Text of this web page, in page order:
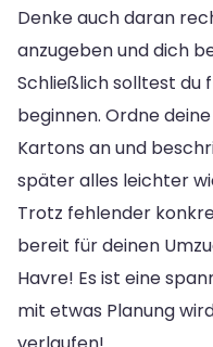
Denke auch daran
anzugeben und dich
Schließlich solltest du
beginnen. Ordne
Kartons an und
später alles leichter
Trotz fehlender
bereit für deinen
Havre! Es ist eine
mit etwas Planung